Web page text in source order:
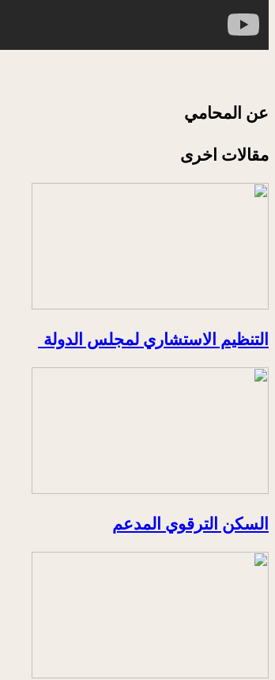
عن المحامي
مقالات اخرى
التنظيم الاستشاري لمجلس الدولة
السكن الترقوي المدعم